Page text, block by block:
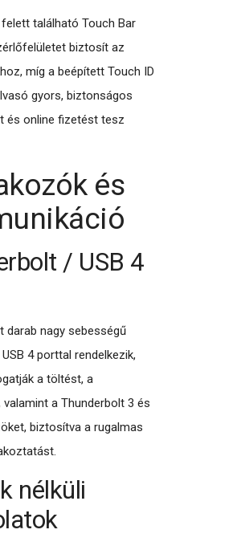
található Touch Bar
biztosít az
míg a beépített Touch ID
gyors, biztonságos
és online fizetést tesz
és
/ USB 4
darab nagy sebességű
4 porttal rendelkezik,
a töltést, a
valamint a Thunderbolt 3 és
biztosítva a rugalmas
nélküli